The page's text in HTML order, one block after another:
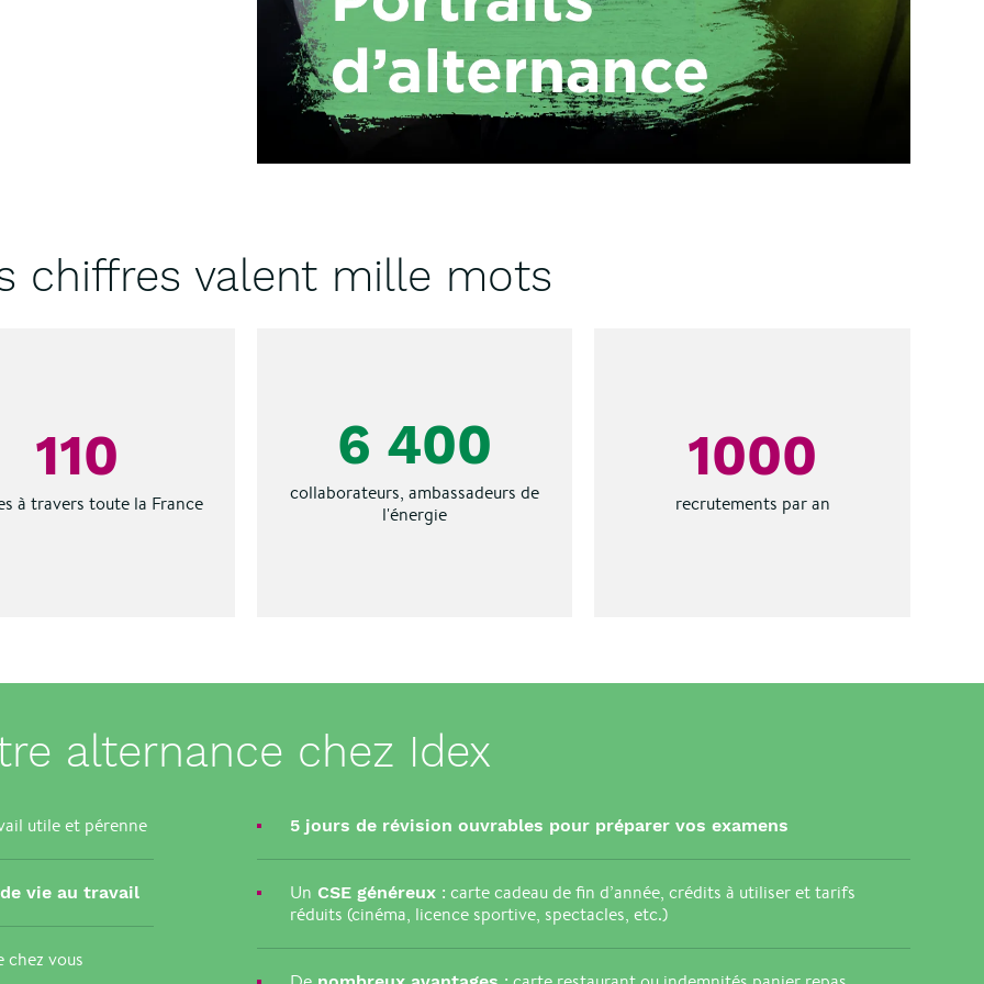
chiffres valent mille mots
110
à travers toute la France
6 400
collaborateurs, ambassadeurs de
l'énergie
1000
recrutements par an
alternance chez Idex
utile et pérenne
vie au travail
chez vous
5 jours de révision ouvrables pour préparer vos examens
Un CSE généreux : carte cadeau de fin d’année, crédits à utiliser et tarifs
réduits (cinéma, licence sportive, spectacles, etc.)